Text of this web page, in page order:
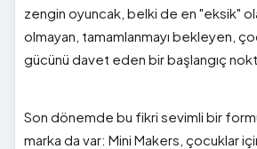
zengin oyuncak, belki de en "eksik"
olmayan, tamamlanmayı bekleyen,
gücünü davet eden bir başlangıç
Son dönemde bu fikri sevimli bir
marka da var: Mini Makers, çocuklar için